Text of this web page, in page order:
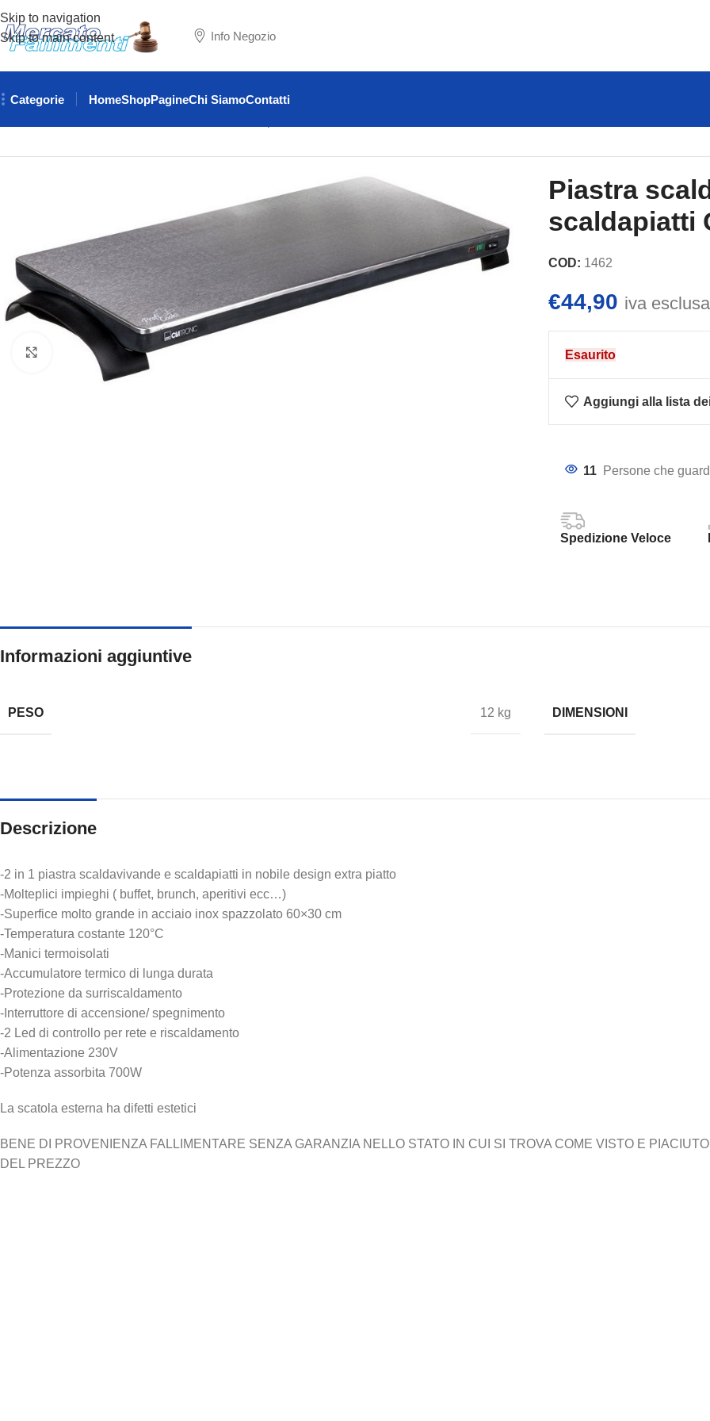
Skip to navigation
Skip to main content
Info Negozio
Categorie HomeShopPagineChi SiamoContatti
Clicca per ingrandire
Piastra
scaldapiatti
COD: 1462
€44,90 iva esclusa
Esaurito
Aggiungi alla lista
11 Persone che
Spedizione Veloce
Informazioni aggiuntive
PESO 12 kg DIMENSIONI
Descrizione
-2 in 1 piastra scaldavivande e scaldapiatti in nobile design extra piatto
-Molteplici impieghi ( buffet, brunch, aperitivi ecc…)
-Superfice molto grande in acciaio inox spazzolato 60×30 cm
-Temperatura costante 120°C
-Manici termoisolati
-Accumulatore termico di lunga durata
-Protezione da surriscaldamento
-Interruttore di accensione/ spegnimento
-2 Led di controllo per rete e riscaldamento
-Alimentazione 230V
-Potenza assorbita 700W
La scatola esterna ha difetti estetici
BENE DI PROVENIENZA FALLIMENTARE SENZA GARANZIA NELLO STATO IN CUI SI TROVA COME VISTO E
DEL PREZZO